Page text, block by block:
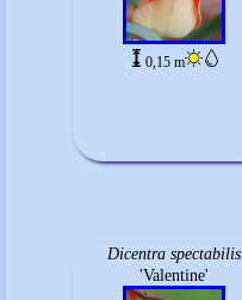
0,15 m
Dicentra spectabilis
'Valentine'